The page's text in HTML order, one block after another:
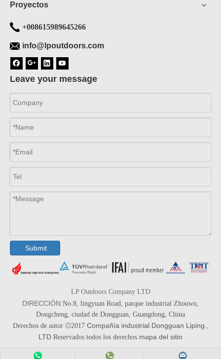
Proyectos
+008615989645266
info@lpoutdoors.com
Leave your message
Submit
LP Outdoors Company LTD
DIRECCIÓN:No.8, lingyuan Road, parque industrial Zhouwu,
Dongcheng, ciudad de Dongguan, Guangdong, China
Derechos de autor 2017 Compañía industrial Dongguan Liping.,
LTD Reservados todos los derechos mapa del sitio